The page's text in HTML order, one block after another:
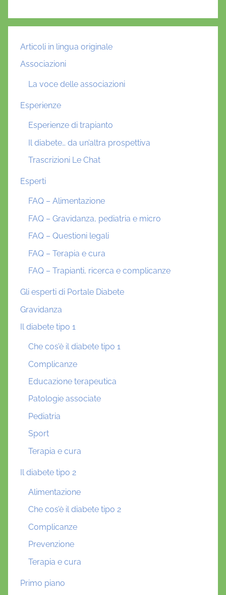
Articoli in lingua originale
Associazioni
La voce delle associazioni
Esperienze
Esperienze di trapianto
Il diabete… da un’altra prospettiva
Trascrizioni Le Chat
Esperti
FAQ – Alimentazione
FAQ – Gravidanza, pediatria e micro
FAQ – Questioni legali
FAQ – Terapia e cura
FAQ – Trapianti, ricerca e complicanze
Gli esperti di Portale Diabete
Gravidanza
Il diabete tipo 1
Che cos’è il diabete tipo 1
Complicanze
Educazione terapeutica
Patologie associate
Pediatria
Sport
Terapia e cura
Il diabete tipo 2
Alimentazione
Che cos’è il diabete tipo 2
Complicanze
Prevenzione
Terapia e cura
Primo piano